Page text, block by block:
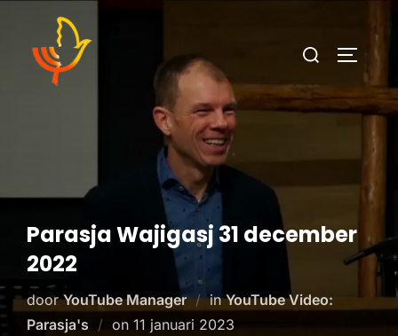
Parasja Wajigasj 31 december
2022
doorYouTube Manager inYouTube Video:
Parasja's
on 11 januari 2023